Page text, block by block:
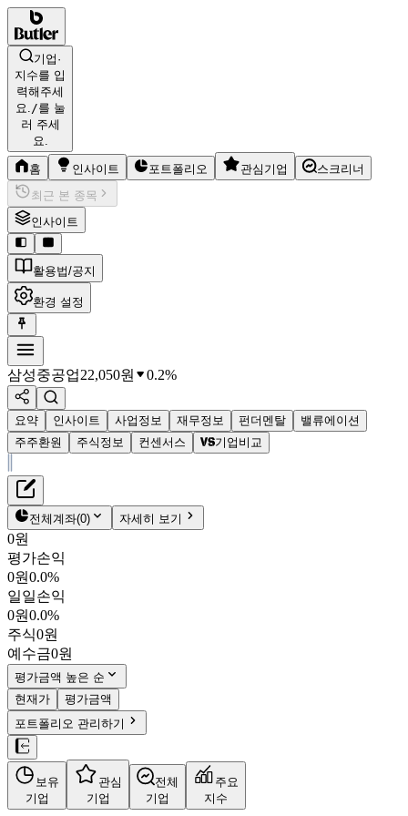
기업·
지수를 입
력해주세
요./를 눌
러 주세
요.
홈 인사이트 포트폴리오 관심기업
스크리너
최근 본 종목
인사이트
활용법/공지
환경 설정
삼성중공업22,050원 0.2%
요약 인사이트 사업정보 재무정보 펀더멘탈
밸류에이션
주주환원
주식정보 컨센서스 기업비교
삼성중공업
22,050원
010140
KOSPI
시가총액
PBR4.30
PER34.96
fPER 20.47
배당수익률-
자사주비율2.95%
결산월12월
4분기누적
10년
주재무제표
재무정보
펀더멘탈
밸류에이션
주주환원
컨센서스
주식정보
전체계좌(0) 자세히 보기
0원
평가손익
0원0.0%
일일손익
0원0.0%
주식0원
예수금0원
평가금액 높은 순
현재가
평가금액
포트폴리오 관리하기
보유
기업
관심
기업
전체
기업
주요
지수